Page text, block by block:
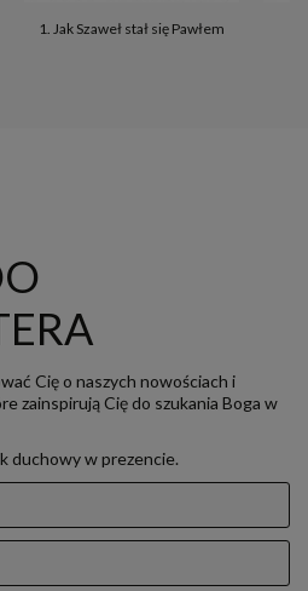
1. Jak Szaweł stał się Pawłem
Cię o naszych nowościach i
zainspirują Cię do szukania Boga w
duchowy w prezencie.